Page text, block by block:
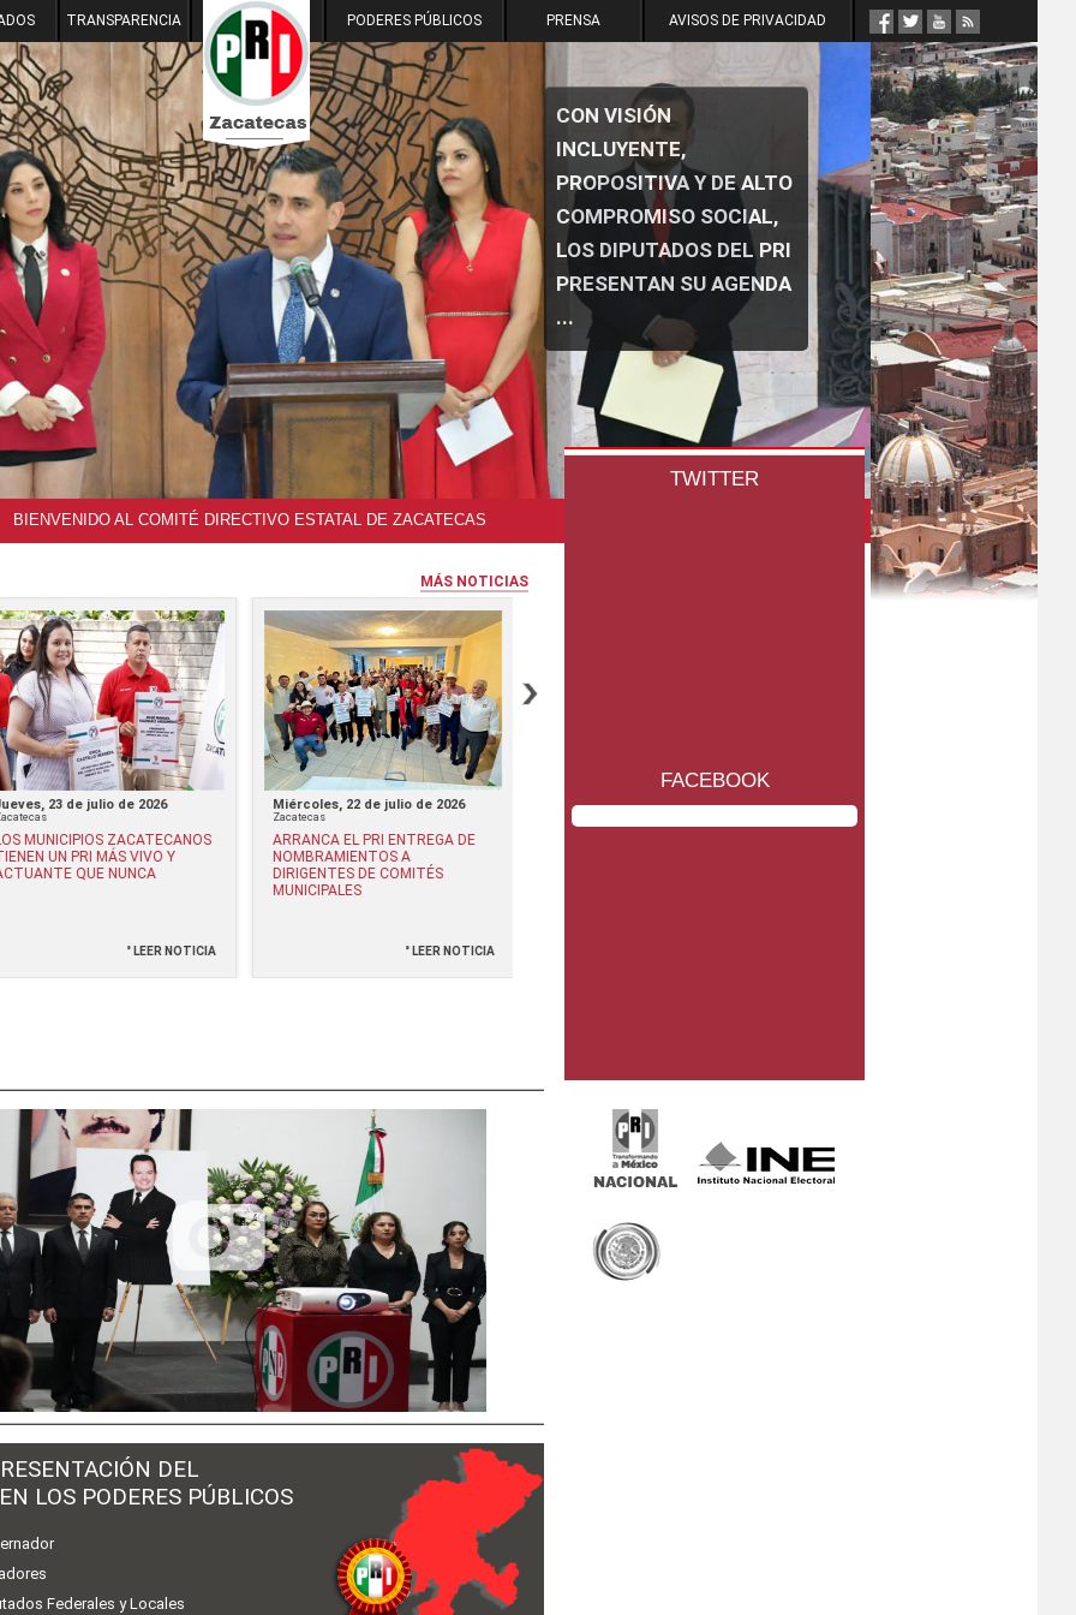
TRANSPARENCIA PODERES PÚBLICOS PRENSA AVISOS DE PRIVACIDAD
BIENVENIDO AL COMITÉ DIRECTIVO ESTATAL DE ZACATECAS
CON VISIÓN
INCLUYENTE,
PROPOSITIVA Y DE ALTO
COMPROMISO SOCIAL,
LOS DIPUTADOS DEL PRI
PRESENTAN SU AGENDA
...
MÁS NOTICIAS
23 de julio de 2026
MUNICIPIOS ZACATECANOS
UN PRI MÁS VIVO Y
QUE NUNCA
° LEER NOTICIA
Miércoles, 22 de julio de 2026
Zacatecas
ARRANCA EL PRI ENTREGA DE
NOMBRAMIENTOS A
DIRIGENTES DE COMITÉS
MUNICIPALES
° LEER NOTICIA
Martes, 21 de julio de 2026 Lunes, 20 de julio de 2026
DEL
LOS PODERES PÚBLICOS
Federales y Locales
TWITTER
FACEBOOK